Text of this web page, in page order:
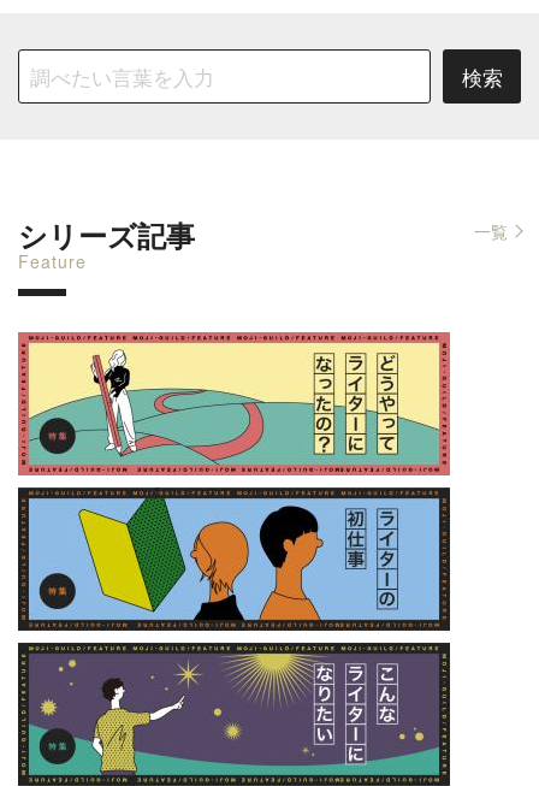
シリーズ記事
Feature
一覧